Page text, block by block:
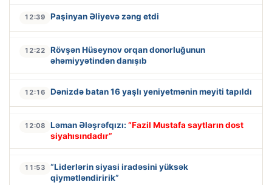
12:39 Paşinyan Əliyevə zəng etdi
12:22
Rövşən Hüseynov orqan donorluğunun
əhəmiyyətindən danışıb
12:16 Dənizdə batan 16 yaşlı yeniyetmənin meyiti tapıldı
12:08 Ləman Ələşrəfqızı: “Fazil Mustafa saytların dost
siyahısındadır”
11:53
“Liderlərin siyasi iradəsini yüksək
qiymətləndiririk”